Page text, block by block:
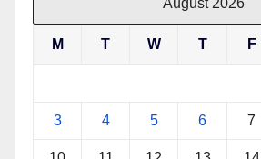
M T W T F
3 4 5 6 7